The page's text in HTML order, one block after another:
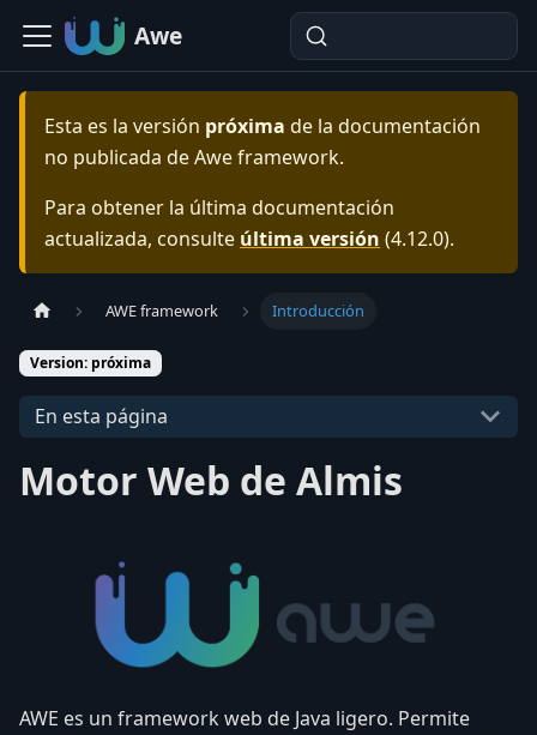
Awe
Esta es la versión próxima de la documentación
no publicada deAwe framework.
Para obtener la última documentación
actualizada, consulte última versión (4.12.0).
AWE framework Introducción
Version: próxima
En esta página
Motor Web de Almis
AWE es un framework web de Java ligero. Permite